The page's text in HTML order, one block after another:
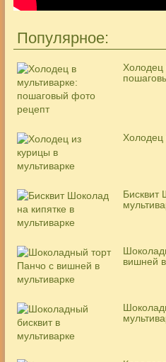
Популярное:
Холодец
Холодец
Бисквит
вишней